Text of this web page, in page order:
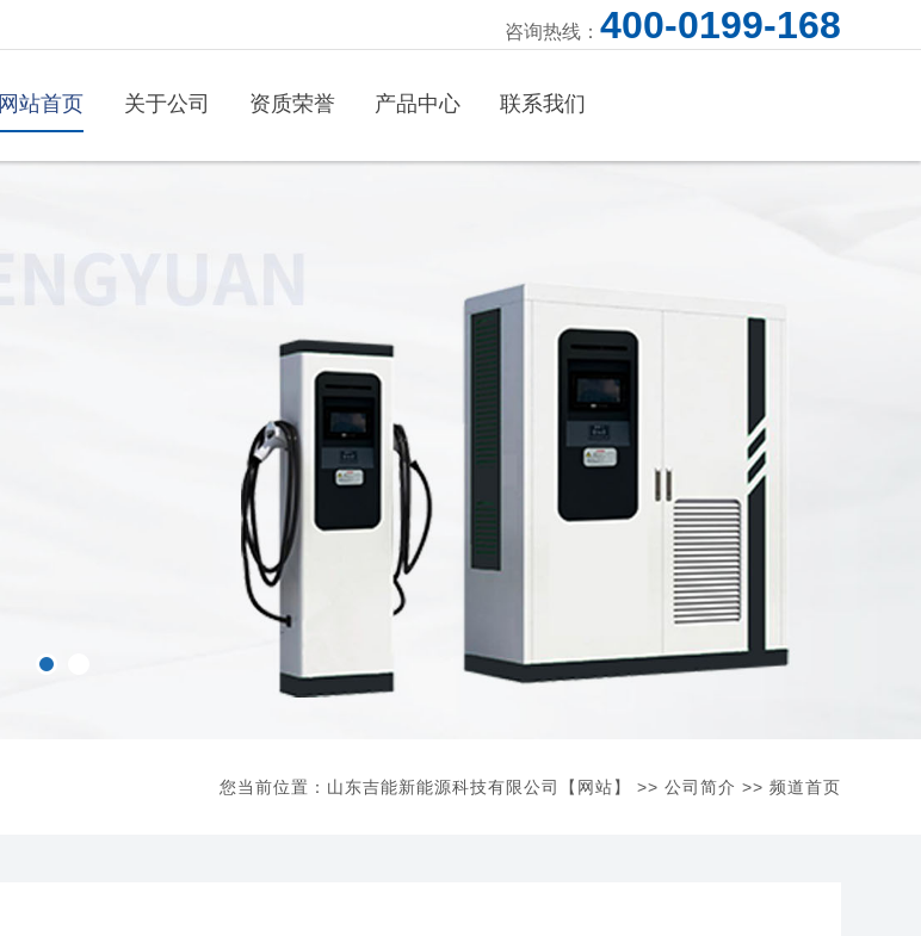
咨询热线： 400-0199-168
网站首页 关于公司 资质荣誉 产品中心 联系我们
您当前位置： 山东吉能新能源科技有限公司【网站】 >> 公司简介 >> 频道首页